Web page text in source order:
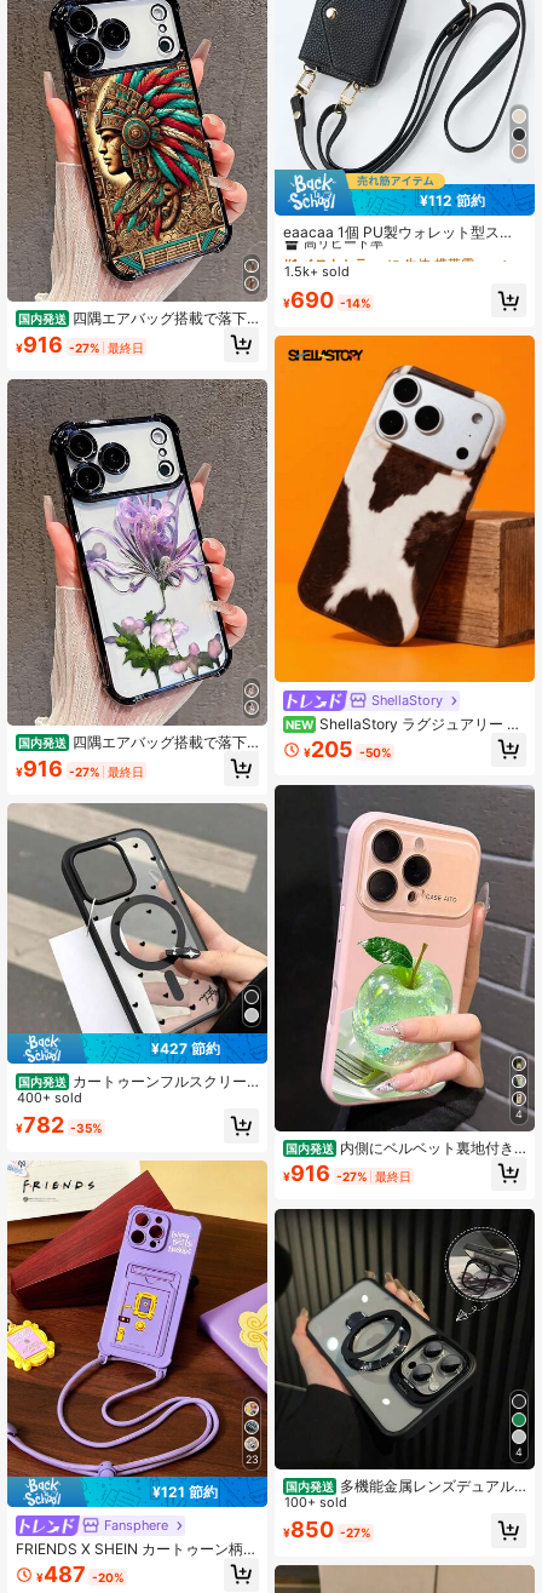
国内発送 四隅エアバッグ搭載で落下
防止機能が向上しています 電気めっ
きプロセス、プリント柄付きの電話
4/13pro12 11 Pro Max xs 16Plusケー
スケースに対応しており、。126
¥916 -27% 最終日
国内発送 四隅エアバッグ搭載で落下
防止機能が向上しています 電気めっ
きプロセス、プリント柄付きの電話
4/13pro12 11 Pro Max xs 16Plusケー
スケースに対応しており、。59
¥916 -27% 最終日
¥427 節約
国内発送 カートゥーンフルスクリー
ン黒ハート型2 Dプリント柄携帯ケー
ス互換 17 16 15 14 13 ProMAXシリ
ーズ17 eソフトサイド裏蓋保護カバ
ゼント
400+ sold
¥782 -35%
23
¥121 節約
Fansphere
FRIENDS X SHEIN カートゥーン柄
ポータブル 携帯電話ケース ランヤー
ドカード付き、落下防止保護 iPhone
¥487 -20%
¥112 節約
eaacaa 1個 PU製ウォレット型スマ
ホケース フリップカバー付き マルチ
カードスロット対応 Apple 17e 17Pro
Max 15plus 13ProMax 13pro 13Mini
14ProMax 14Pro 14plus 12ProMax
12Pro 12Mini 11 ProMax 11Pro 14 1
3 12 11 7 8 X XS XR XSMax シリー
ズ、S26ultra S26pro S26 S25FE S2
5ultra S25+ S25 S24FE S24ultra S2
4+ S24 S23FE S23Ultra S23+ S23
S22ultra S22 S21FE S21ultra S21plu
s S21 S20FE対応、ミラーとイヤホ
ンポーチ付き多機能クロスボディウ
ォレットスタイル、耐衝撃・防滴・
防盗保護スマホケース A16用
#1 ベストセラー
に 生体 携帯電話ケース
高リピート率
#1 ベストセラー
高リピート率
#1 ベストセラー
高リピート率
#1 ベストセラー
1.5k+ sold
¥690 -14%
ShellaStory
NEW ShellaStory ラグジュアリー ブ
ラック ブラウン カウ柄 スマホケー
ス 17 Pro Max 17 Pro 17 Pro 16 14 1
16 17対応 アニマル柄 スタイル バッ
クカバー クールな女の子へのギフト
¥205 -50%
4
国内発送 内側にベルベット裏地付き
アクリルレンズ。iPhone17/17air 16/
15Pro/14/13pro 12 ProMax16Plusケ
¥916 -27% 最終日
4
国内発送 多機能金属レンズデュアル
マウント磁気吸引式携帯ケースは、
17 16 15 14 13 12 11 Plus Pro Maxか
らレンズフィルム、17 e防振耐落下
100+ sold
¥850 -27%